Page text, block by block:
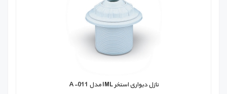
نازل دیواری استخر IML مدل A-011